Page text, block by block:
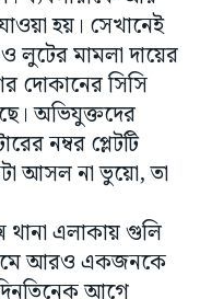
হয়। সেখানেই
লুটের মামলা দায়ের
দোকানের সিসি
অভিযুক্তদের
নম্বর প্লেটটি
আসল না ভুয়ো, তা
এলাকায় গুলি
আরও একজনকে